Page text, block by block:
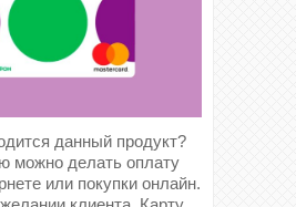
данный продукт?
можно делать оплату
или покупки онлайн.